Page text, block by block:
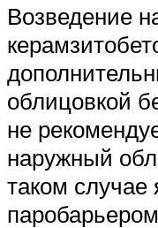
Возведение
облицовкой
не
наружный
таком случае